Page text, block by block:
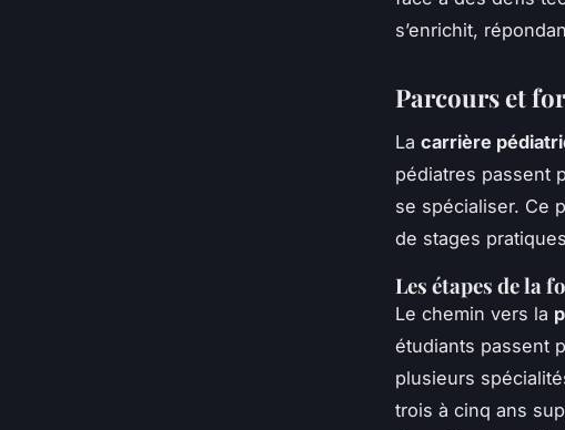
s’enrichit,
Parcours et
La carrière
pédiatres passent
se spécialiser. Ce
de stages
Les étapes de la
Le chemin vers la
étudiants passent
plusieurs
trois à cinq ans